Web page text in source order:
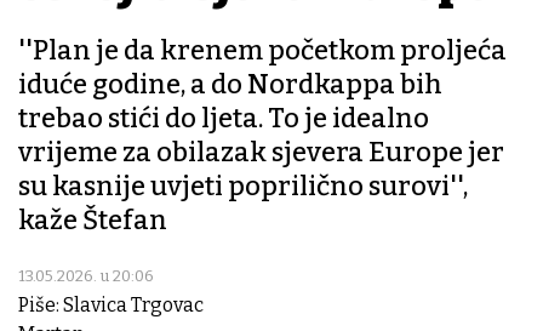
''Plan je da krenem početkom proljeća
iduće godine, a do Nordkappa bih
trebao stići do ljeta. To je idealno
vrijeme za obilazak sjevera Europe jer
su kasnije uvjeti poprilično surovi'',
kaže Štefan
13.05.2026. u 20:06
Piše: Slavica Trgovac